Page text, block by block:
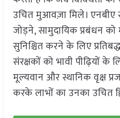
उचित मुआवज़ा मिले।
जोड़ने, सामुदायिक प्रबंधन
सुनिश्चित करने के लिए
संरक्षकों को भावी पीढ़ियों के
मूल्यवान और स्थानिक वृक्ष
करके लाभों का उनका उचित